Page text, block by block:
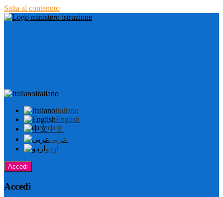
Salta al contenuto
Italiano
Italiano
English
中文
عربى
اردو
Accedi
Accedi